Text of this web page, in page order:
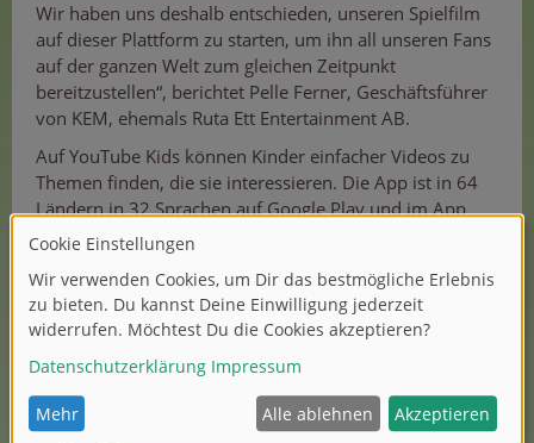
Wir haben uns deshalb entschieden, unseren Spielfilm
auf dieser Plattform zu starten, um ihn all unseren Fans
auf der ganzen Welt zum gleichen Zeitpunkt
bereitzustellen“, berichtet Pelle Ferner, Geschäftsführer
von KEM, ehemals Ruta Ett Entertainment AB.
Auf YouTube Kids können Kinder einfacher Videos zu
Themen finden, die sie interessieren. Die App ist in 64
Ländern in 32 Sprachen auf Google Play und im App
Store kostenlos erhältlich. Sie zählt 22 Millionen aktive
Nutzer wöchentlich.
„Wir freuen uns sehr, die Spielfilmversion der beliebten
SerieHelden der Stadtexklusiv auf YouTube Kids zu
Inhalt, den wir auf unserer Plattform anbieten, speziell
für Familien und Kinder bis 12 Jahre“, so Francesco
Miceli, Strategic Partner Manager, Family Entertainment